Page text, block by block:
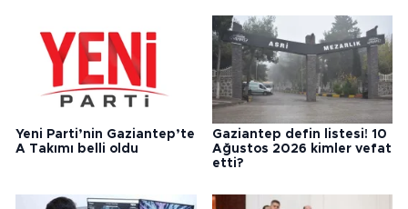
Yeni Parti’nin Gaziantep’te
A Takımı belli oldu
Gaziantep defin listesi! 10
Ağustos 2026 kimler vefat
etti?